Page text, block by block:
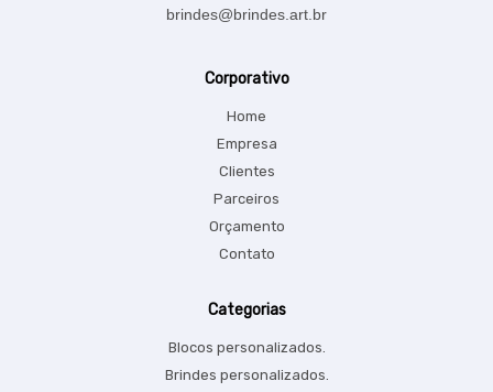
brindes@brindes.art.br
Corporativo
Home
Empresa
Clientes
Parceiros
Orçamento
Contato
Categorias
Blocos personalizados.
Brindes personalizados.